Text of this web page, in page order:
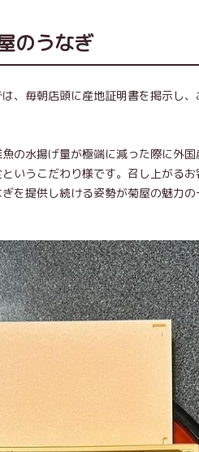
のうなぎ
、毎朝店頭に産地証明書を掲示し
の水揚げ量が極端に減った際に外
いうこだわり様です。召し上がる
を提供し続ける姿勢が菊屋の魅力の